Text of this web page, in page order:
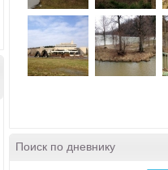
Поиск по дневнику